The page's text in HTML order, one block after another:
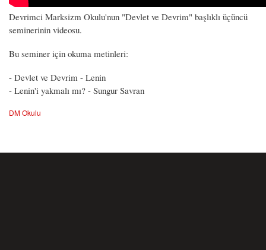
Devrimci Marksizm Okulu'nun "Devlet ve Devrim" başlıklı üçüncü
seminerinin videosu.
Bu seminer için okuma metinleri:
- Devlet ve Devrim - Lenin
- Lenin'i yakmalı mı? - Sungur Savran
DM Okulu